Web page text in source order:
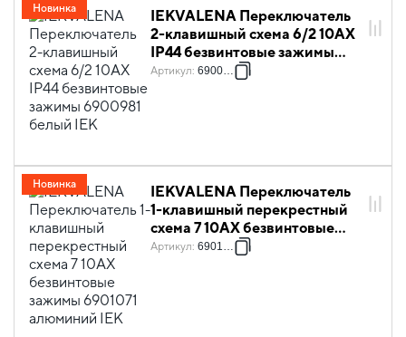
IEKVALENA Переключатель
2-клавишный схема 6/2 10АХ
IP44 безвинтовые зажимы
6900981 белый IEK
Артикул: 6900981
Новинка
IEKVALENA Переключатель
1-клавишный перекрестный
схема 7 10АХ безвинтовые
зажимы 6901071 алюминий
Артикул: 6901071
Новинка